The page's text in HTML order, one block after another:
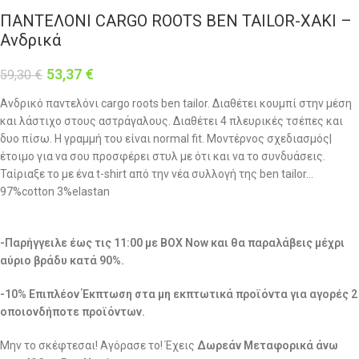
ΠΑΝΤΕΛΟΝΙ CARGO ROOTS BEN TAILOR-ΧΑΚΙ –
Ανδρικά
59,30€ 53,37 €
Ανδρικό παντελόνι cargo roots ben tailor. Διαθέτει κουμπί στην μέση
και λάστιχο στους αστράγαλους. Διαθέτει 4 πλευρικές τσέπες και
δυο πίσω. Η γραμμή του είναι normal fit. Μοντέρνος σχεδιασμός|
έτοιμο για να σου προσφέρει στυλ με ότι και να το συνδυάσεις.
Ταίριαξε το με ένα t-shirt από την νέα συλλογή της ben tailor…
97%cotton 3%elastan
-Παρήγγειλε έως τις 11:00 με BOX Now και θα παραλάβεις μέχρι
αύριο βράδυ κατά 90%.
-10% Επιπλέον Έκπτωση στα μη εκπτωτικά προϊόντα για αγορές 2
οποιονδήποτε προϊόντων.
Μην το σκέφτεσαι! Αγόρασε το! Έχεις Δωρεάν Μεταφορικά άνω